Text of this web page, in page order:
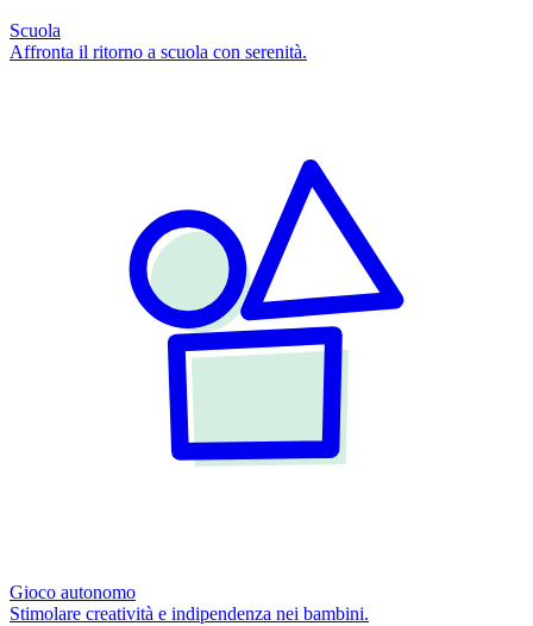
Scuola
Affronta il ritorno a scuola con serenità.
Gioco autonomo
Stimolare creatività e indipendenza nei bambini.